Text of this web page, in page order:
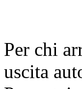
Per chi
uscita